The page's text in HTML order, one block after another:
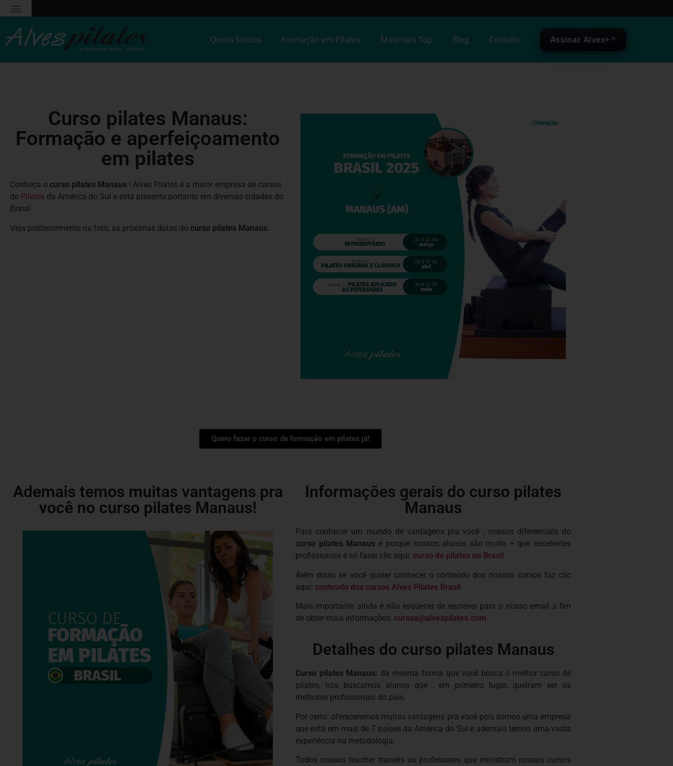
Quem Somos Formação em Pilates Materiais Top Blog Contato Assinar Alves+ ↗
Curso pilates Manaus:
Formação e aperfeiçoamento
em pilates
Conheça o curso pilates Manaus ! Alves Pilates é a maior empresa de cursos
de Pilates da América do Sul e está presente portanto em diversas cidades do
Brasil .
Veja posteriormente na foto, as próximas datas do curso pilates Manaus.
Quero fazer o curso de formação em pilates já!
Ademais temos muitas vantagens pra
você no curso pilates Manaus!
Informações gerais do curso pilates
Manaus
Para conhecer um mundo de vantagens pra você , nossos diferenciais do
curso pilates Manaus e porque nossos alunos são muito + que excelentes
profissionais é só fazer clic aqui: curso de pilates no Brasil .
Além disso se você quiser conhecer o conteúdo dos nossos cursos faz clic
aqui: conteúdo dos cursos Alves Pilates Brasil
Mais importante ainda é não esquecer de escrever para o nosso email a fim
de obter mais informações: cursos@alvespilates.com
Detalhes do curso pilates Manaus
Curso pilates Manaus: da mesma forma que você busca o melhor curso de
pilates, nós buscamos alunos que , em primeiro lugar, queiram ser os
melhores profissionais do país.
Por certo: ofereceremos muitas vantagens pra você pois somos uma empresa
que está em mais de 7 países da América do Sul e ademais temos uma vasta
experiência na metodologia.
Todos nossos teacher trainers ou professores que ministram nossos cursos